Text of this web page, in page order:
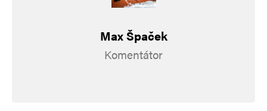
Max Špaček
Komentátor